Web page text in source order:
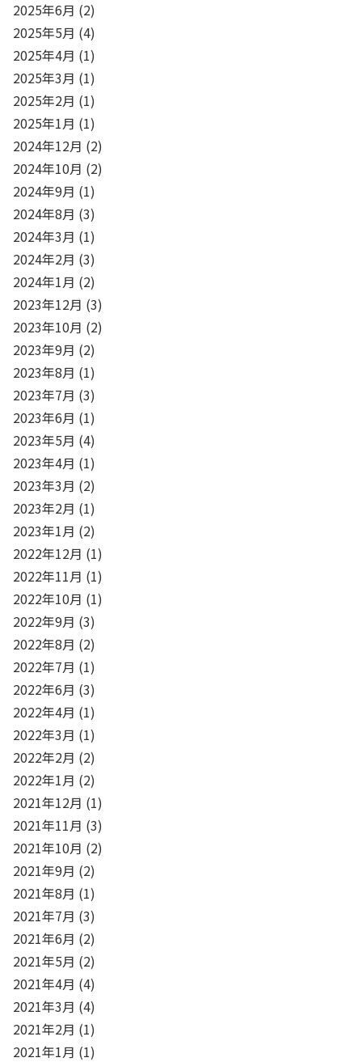
2025年6月 (2)
2025年5月 (4)
2025年4月 (1)
2025年3月 (1)
2025年2月 (1)
2025年1月 (1)
2024年12月 (2)
2024年10月 (2)
2024年9月 (1)
2024年8月 (3)
2024年3月 (1)
2024年2月 (3)
2024年1月 (2)
2023年12月 (3)
2023年10月 (2)
2023年9月 (2)
2023年8月 (1)
2023年7月 (3)
2023年6月 (1)
2023年5月 (4)
2023年4月 (1)
2023年3月 (2)
2023年2月 (1)
2023年1月 (2)
2022年12月 (1)
2022年11月 (1)
2022年10月 (1)
2022年9月 (3)
2022年8月 (2)
2022年7月 (1)
2022年6月 (3)
2022年4月 (1)
2022年3月 (1)
2022年2月 (2)
2022年1月 (2)
2021年12月 (1)
2021年11月 (3)
2021年10月 (2)
2021年9月 (2)
2021年8月 (1)
2021年7月 (3)
2021年6月 (2)
2021年5月 (2)
2021年4月 (4)
2021年3月 (4)
2021年2月 (1)
2021年1月 (1)